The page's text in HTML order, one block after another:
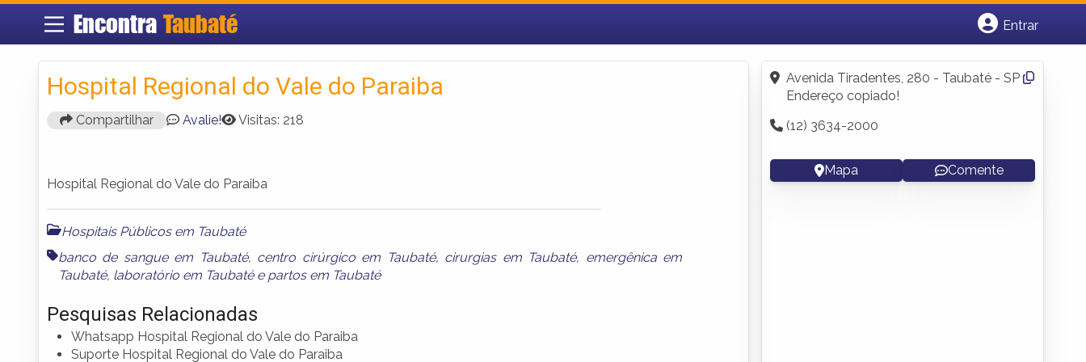
Encontra Taubaté
Entrar
Fazer login
Criar conta
Hospital Regional do Vale do Paraiba
Compartilhar Avalie! Visitas: 218
Hospital Regional do Vale do Paraiba
Hospitais Públicos em Taubaté
banco de sangue em Taubaté, centro cirúrgico em Taubaté, cirurgias em Taubaté, emergênica em
Taubaté, laboratório em Taubatée partos em Taubaté
Pesquisas Relacionadas
Whatsapp Hospital Regional do Vale do Paraiba
Suporte Hospital Regional do Vale do Paraiba
Avenida Tiradentes, 280 - Taubaté - SP
Endereço copiado!
(12) 3634-2000
Mapa Comente